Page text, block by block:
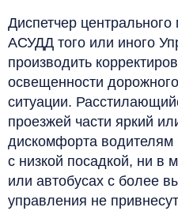
Диспетчер центрального
АСУДД того или иного
производить
освещенности
ситуации.
проезжей части яркий
дискомфорта
с низкой посадкой, ни в
или автобусах с более
управления не